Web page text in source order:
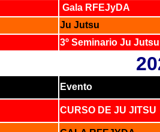
Gala RFEJyDA
Ju Jutsu
3º Seminario Ju
Evento
CURSO DE JU JITSU